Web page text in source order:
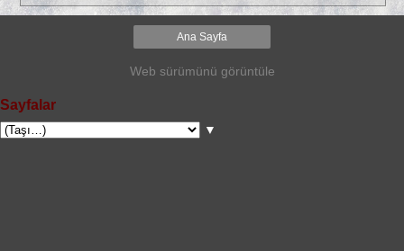
Ana Sayfa
Web sürümünü görüntüle
Sayfalar
▼